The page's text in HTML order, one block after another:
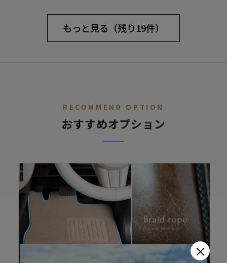
もっと見る（残り19件）
RECOMMEND OPTION
おすすめオプション
×